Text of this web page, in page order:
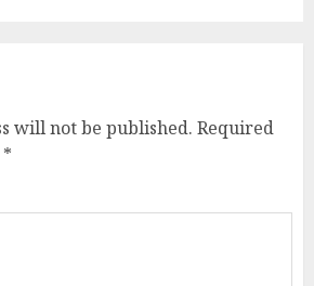
will not be published. Required
*